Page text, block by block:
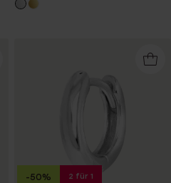
-50% 2 für 1